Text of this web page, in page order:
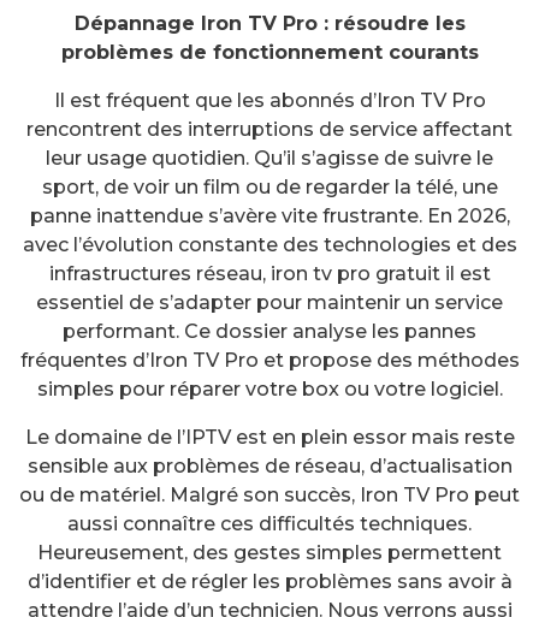
Dépannage Iron TV Pro : résoudre les
problèmes de fonctionnement courants
Il est fréquent que les abonnés d’Iron TV Pro
rencontrent des interruptions de service affectant
leur usage quotidien. Qu’il s’agisse de suivre le
sport, de voir un film ou de regarder la télé, une
panne inattendue s’avère vite frustrante. En 2026,
avec l’évolution constante des technologies et des
infrastructures réseau, iron tv pro gratuit il est
essentiel de s’adapter pour maintenir un service
performant. Ce dossier analyse les pannes
fréquentes d’Iron TV Pro et propose des méthodes
simples pour réparer votre box ou votre logiciel.
Le domaine de l’IPTV est en plein essor mais reste
sensible aux problèmes de réseau, d’actualisation
ou de matériel. Malgré son succès, Iron TV Pro peut
aussi connaître ces difficultés techniques.
Heureusement, des gestes simples permettent
d’identifier et de régler les problèmes sans avoir à
attendre l’aide d’un technicien. Nous verrons aussi